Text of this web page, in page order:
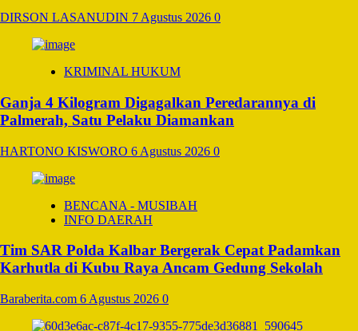
DIRSON LASANUDIN 7 Agustus 2026 0
KRIMINAL HUKUM
Ganja 4 Kilogram Digagalkan Peredarannya di
Palmerah, Satu Pelaku Diamankan
HARTONO KISWORO 6 Agustus 2026 0
BENCANA - MUSIBAH
INFO DAERAH
Tim SAR Polda Kalbar Bergerak Cepat Padamkan
Karhutla di Kubu Raya Ancam Gedung Sekolah
Baraberita.com 6 Agustus 2026 0